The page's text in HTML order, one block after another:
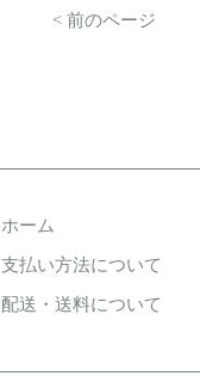
< 前のページ
ホーム
支払い方法について
配送・送料について